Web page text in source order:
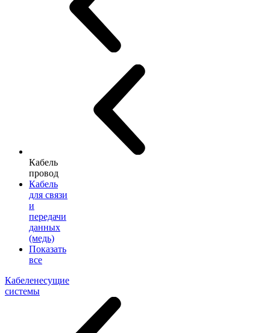
Кабель
провод
Кабель
для связи
и
передачи
данных
(медь)
Показать
все
Кабеленесущие
системы